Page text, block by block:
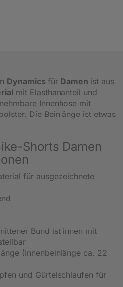
Dynamics für Damen ist aus
mit Elasthananteil und
Innenhose mit
Die Beinlänge ist etwas
Shorts Damen
für ausgezeichnete
Bund ist innen mit
(Innenbeinlänge ca. 22
und Gürtelschlaufen für